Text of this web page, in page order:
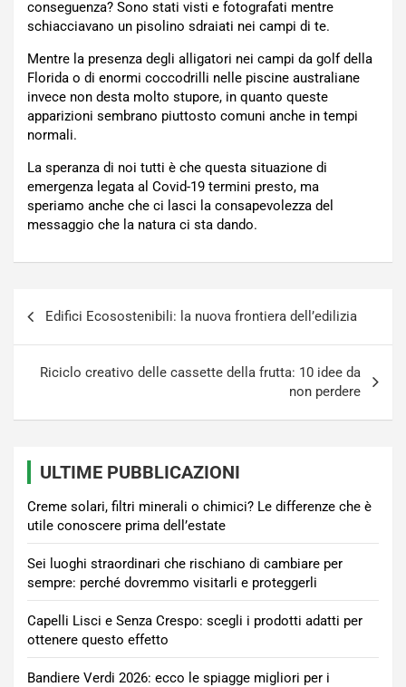
conseguenza? Sono stati visti e fotografati mentre
schiacciavano un pisolino sdraiati nei campi di te.
Mentre la presenza degli alligatori nei campi da golf della
Florida o di enormi coccodrilli nelle piscine australiane
invece non desta molto stupore, in quanto queste
apparizioni sembrano piuttosto comuni anche in tempi
normali.
La speranza di noi tutti è che questa situazione di
emergenza legata al Covid-19 termini presto, ma
speriamo anche che ci lasci la consapevolezza del
messaggio che la natura ci sta dando.
Edifici Ecosostenibili: la nuova frontiera dell’edilizia
Riciclo creativo delle cassette della frutta: 10 idee da
non perdere
ULTIME PUBBLICAZIONI
Creme solari, filtri minerali o chimici? Le differenze che è
utile conoscere prima dell’estate
Sei luoghi straordinari che rischiano di cambiare per
sempre: perché dovremmo visitarli e proteggerli
Capelli Lisci e Senza Crespo: scegli i prodotti adatti per
ottenere questo effetto
Bandiere Verdi 2026: ecco le spiagge migliori per i